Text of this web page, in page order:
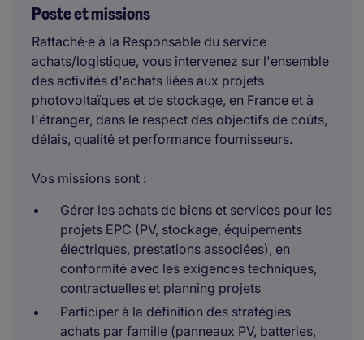
Poste et missions
Rattaché·e à la Responsable du service
achats/logistique, vous intervenez sur l'ensemble
des activités d'achats liées aux projets
photovoltaïques et de stockage, en France et à
l'étranger, dans le respect des objectifs de coûts,
délais, qualité et performance fournisseurs.
Vos missions sont :
Gérer les achats de biens et services pour les
projets EPC (PV, stockage, équipements
électriques, prestations associées), en
conformité avec les exigences techniques,
contractuelles et planning projets
Participer à la définition des stratégies
achats par famille (panneaux PV, batteries,